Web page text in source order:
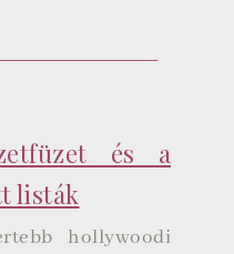
és a
listák
hollywoodi